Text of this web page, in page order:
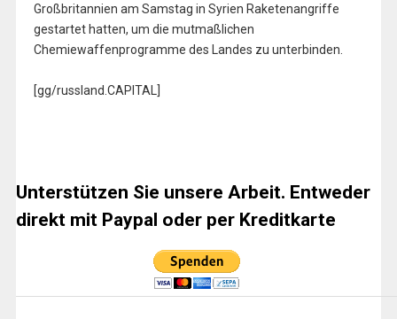
Großbritannien am Samstag in Syrien Raketenangriffe
gestartet hatten, um die mutmaßlichen
Chemiewaffenprogramme des Landes zu unterbinden.
[gg/russland.CAPITAL]
Unterstützen Sie unsere Arbeit. Entweder
direkt mit Paypal oder per Kreditkarte